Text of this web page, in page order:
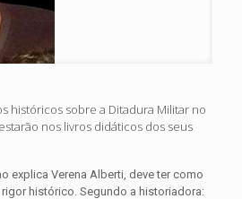
históricos sobre a Ditadura Militar no
nos livros didáticos dos seus
explica Verena Alberti, deve ter como
histórico. Segundo a historiadora: